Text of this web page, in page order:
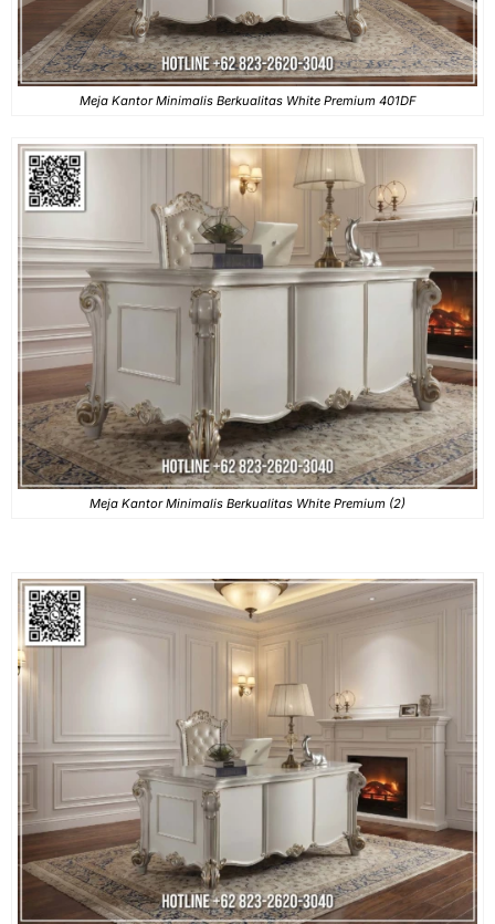
Meja Kantor Minimalis Berkualitas White Premium 401DF
Meja Kantor Minimalis Berkualitas White Premium (2)